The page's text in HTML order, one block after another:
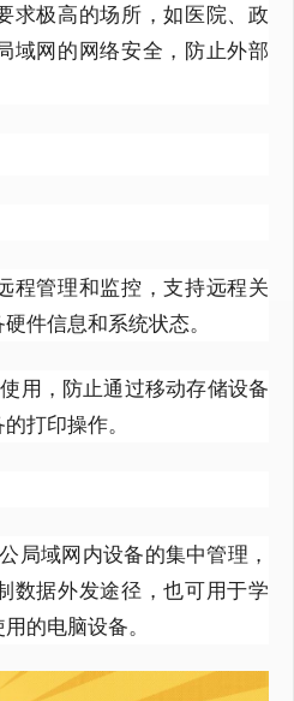
求极高的场所，如医院、政
域网的网络安全，防止外部
程管理和监控，支持远程关
件信息和系统状态。
用，防止通过移动存储设备
打印操作。
局域网内设备的集中管理，
数据外发途径，也可用于学
的电脑设备。